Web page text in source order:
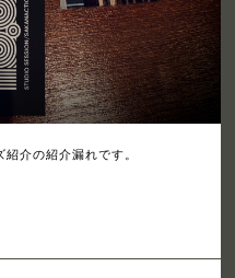
介の紹介漏れです。